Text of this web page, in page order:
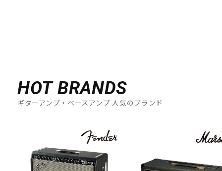
HOT BRANDS
ギターアンプ・ベースアンプ 人気のブランド